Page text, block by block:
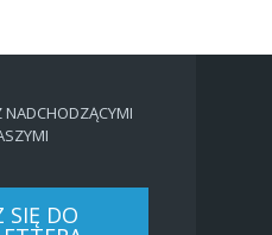
NADCHODZĄCYMI
SIĘ DO